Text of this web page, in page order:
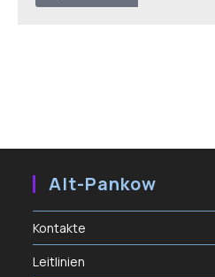
Alt-Pankow
Kontakte
Leitlinien